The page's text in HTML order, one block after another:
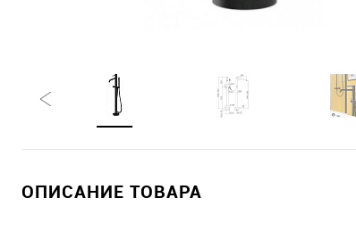
ОПИСАНИЕ ТОВАРА